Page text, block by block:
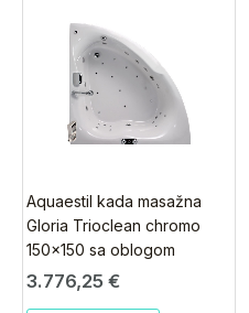
Aquaestil kada masažna
Gloria Trioclean chromo
150×150 sa oblogom
3.776,25 €